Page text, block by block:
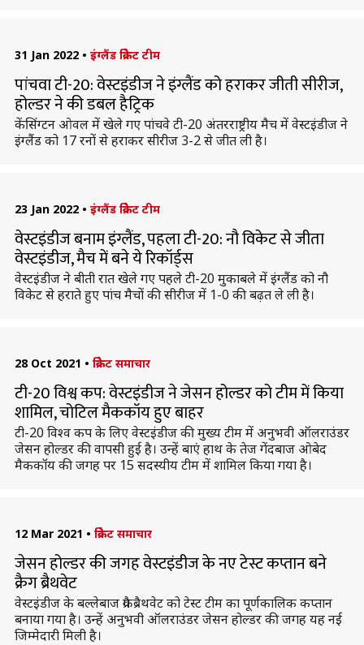
31 Jan 2022 • इंग्लैंड क्रिकेट टीम
पांचवा टी-20: वेस्टइंडीज ने इंग्लैंड को हराकर जीती सीरीज,
होल्डर ने की डबल हैट्रिक
केंसिंग्टन ओवल में खेले गए पांचवे टी-20 अंतरराष्ट्रीय मैच में वेस्टइंडीज ने
इंग्लैंड को 17 रनों से हराकर सीरीज 3-2 से जीत ली है।
23 Jan 2022 • इंग्लैंड क्रिकेट टीम
वेस्टइंडीज बनाम इंग्लैंड, पहला टी-20: नौ विकेट से जीता
वेस्टइंडीज, मैच में बने ये रिकॉर्ड्स
वेस्टइंडीज ने बीती रात खेले गए पहले टी-20 मुकाबले में इंग्लैंड को नौ
विकेट से हराते हुए पांच मैचों की सीरीज में 1-0 की बढ़त ले ली है।
28 Oct 2021 • क्रिकेट समाचार
टी-20 विश्व कप: वेस्टइंडीज ने जेसन होल्डर को टीम में किया
शामिल, चोटिल मैककॉय हुए बाहर
टी-20 विश्व कप के लिए वेस्टइंडीज की मुख्य टीम में अनुभवी ऑलराउंडर
जेसन होल्डर की वापसी हुई है। उन्हें बाएं हाथ के तेज गेंदबाज ओबेद
मैककॉय की जगह पर 15 सदस्यीय टीम में शामिल किया गया है।
12 Mar 2021 • क्रिकेट समाचार
जेसन होल्डर की जगह वेस्टइंडीज के नए टेस्ट कप्तान बने
क्रैग ब्रैथवेट
वेस्टइंडीज के बल्लेबाज क्रैग ब्रैथवेट को टेस्ट टीम का पूर्णकालिक कप्तान
बनाया गया है। उन्हें अनुभवी ऑलराउंडर जेसन होल्डर की जगह यह नई
जिम्मेदारी मिली है।